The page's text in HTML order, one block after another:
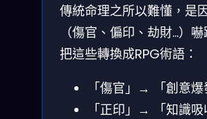
傳統命理之所以難懂，是
（傷官、偏印、劫財…）
把這些轉換成RPG術語：
「傷官」→ 「創意
「正印」→ 「知識